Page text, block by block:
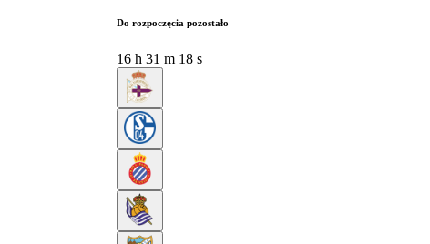
Do rozpoczęcia pozostało
16 h 31 m 17 s